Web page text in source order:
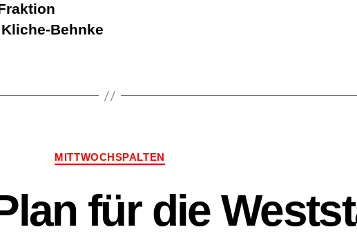
Behnke
Kategorien
MITTWOCHSPALTEN
für die